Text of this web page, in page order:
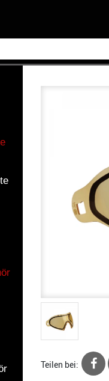
Teilen bei: